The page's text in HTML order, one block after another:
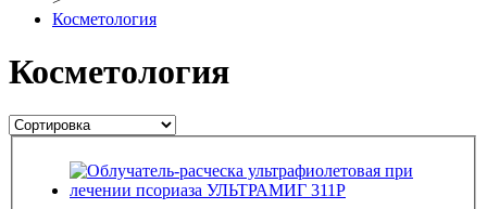
Косметология
Косметология